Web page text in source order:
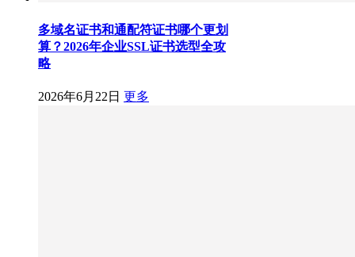
多域名证书和通配符证书哪个更划
算？2026年企业SSL证书选型全攻
略
2026年6月22日 更多